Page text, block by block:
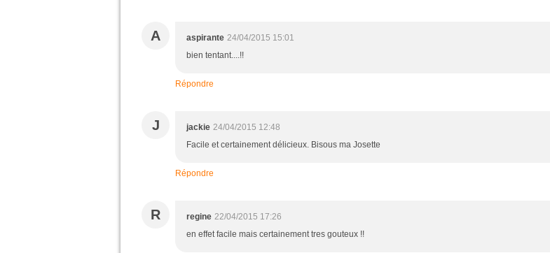
A aspirante 24/04/2015 15:01
bien tentant....!!
Répondre
J jackie 24/04/2015 12:48
Facile et certainement délicieux. Bisous ma Josette
Répondre
R regine 22/04/2015 17:26
en effet facile mais certainement tres gouteux !!